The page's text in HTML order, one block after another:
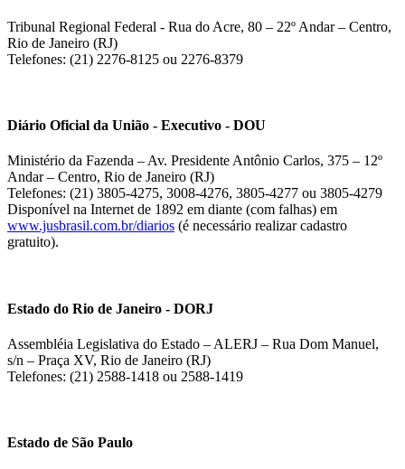
Tribunal Regional Federal - Rua do Acre, 80 – 22º Andar – Centro,
Rio de Janeiro (RJ)
Telefones: (21) 2276-8125 ou 2276-8379
Diário Oficial da União - Executivo - DOU
Ministério da Fazenda – Av. Presidente Antônio Carlos, 375 – 12º
Andar – Centro, Rio de Janeiro (RJ)
Telefones: (21) 3805-4275, 3008-4276, 3805-4277 ou 3805-4279
Disponível na Internet de 1892 em diante (com falhas) em
www.jusbrasil.com.br/diarios (é necessário realizar cadastro
gratuito).
Estado do Rio de Janeiro - DORJ
Assembléia Legislativa do Estado – ALERJ – Rua Dom Manuel,
s/n – Praça XV, Rio de Janeiro (RJ)
Telefones: (21) 2588-1418 ou 2588-1419
Estado de São Paulo